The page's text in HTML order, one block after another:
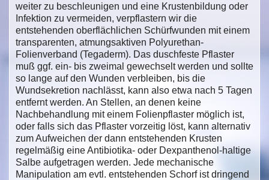
weiter zu beschleunigen und eine Krustenbildung oder
Infektion zu vermeiden, verpflastern wir die
entstehenden oberflächlichen Schürfwunden mit einem
transparenten, atmungsaktiven Polyurethan-
Folienverband (Tegaderm). Das duschfeste Pflaster
muß ggf. ein- bis zweimal gewechselt werden und sollte
so lange auf den Wunden verbleiben, bis die
Wundsekretion nachlässt, kann also etwa nach 5 Tagen
entfernt werden. An Stellen, an denen keine
Nachbehandlung mit einem Folienpflaster möglich ist,
oder falls sich das Pflaster vorzeitig löst, kann alternativ
zum Aufweichen der dann entstehenden Krusten
regelmäßig eine Antibiotika- oder Dexpanthenol-haltige
Salbe aufgetragen werden. Jede mechanische
Manipulation am evtl. entstehenden Schorf ist dringend